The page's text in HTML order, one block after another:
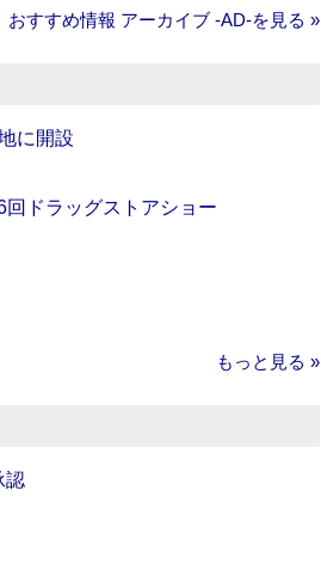
おすすめ情報 アーカイブ ‐AD‐を見る »
に開設
回ドラッグストアショー
もっと見る »
認